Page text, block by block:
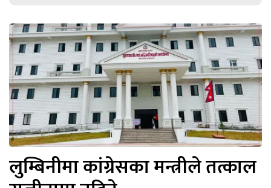
लुम्बिनीमा कांग्रेसका मन्त्रीले तत्काल